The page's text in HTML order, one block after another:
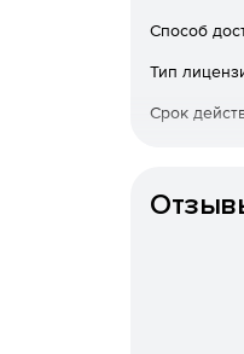
после
Способ
Тип
Срок